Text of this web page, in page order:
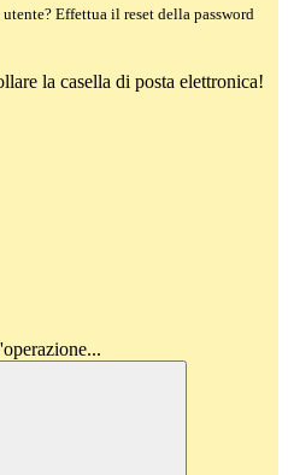
Effettua il reset della password
la casella di posta elettronica!